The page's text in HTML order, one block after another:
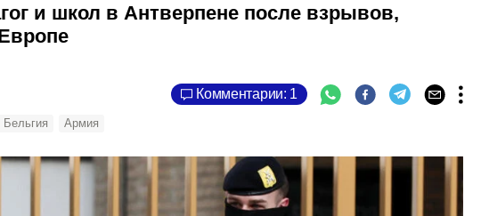
и школ в Антверпене после взрывов,
Комментарии: 1
Бельгия Армия